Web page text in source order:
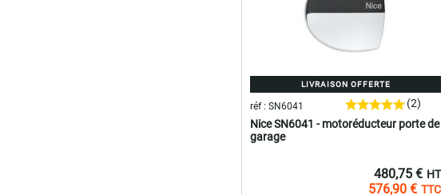
LIVRAISON OFFERTE
Nice SN6041 - motoréducteur porte de
garage
réf : SN6041 (2)
576,90 €
480,75 €